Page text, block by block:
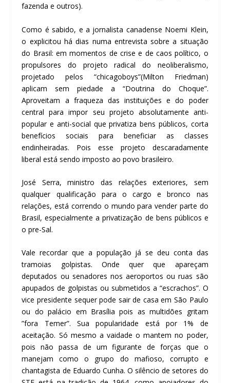
fazenda e outros).
Como é sabido, e a jornalista canadense Noemi Klein,
o explicitou há dias numa entrevista sobre a situação
do Brasil: em momentos de crise e de caos político, o
propulsores do projeto radical do neoliberalismo,
projetado pelos “chicagoboys”(Milton Friedman)
aplicam sem piedade a “Doutrina do Choque”.
Aproveitam a fraqueza das instituições e do poder
central para impor seu projeto absolutamente anti-
popular e anti-social que privatiza bens públicos, corta
benefícios sociais para beneficiar as classes
endinheiradas. Pois esse projeto descaradamente
liberal está sendo imposto ao povo brasileiro.
José Serra, ministro das relações exteriores, sem
qualquer qualificação para o cargo e bronco nas
relações, está correndo o mundo para vender parte do
Brasil, especialmente a privatização de bens públicos e
o pre-Sal.
Vale recordar que a população já se deu conta das
tramoias golpistas. Onde quer que apareçam
deputados ou senadores nos aeroportos ou ruas são
apupados de golpistas ou submetidos a “escrachos”. O
vice presidente sequer pode sair de casa em São Paulo
ou do palácio em Brasília pois as multidões gritam
”fora Temer”. Sua popularidade está por 1% de
aceitação. Só mesmo a vaidade o mantem no poder,
pois não passa de um figurante de forças que o
manejam como o grupo do mafioso, corrupto e
chantagista de Eduardo Cunha. O silêncio de setores do